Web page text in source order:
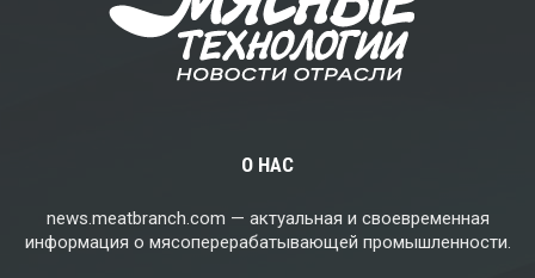
О НАС
news.meatbranch.com — актуальная и своевременная
информация о мясоперерабатывающей промышленности.